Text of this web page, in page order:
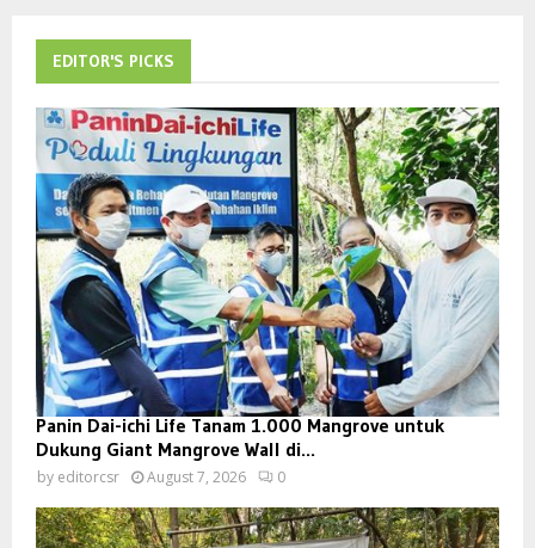
EDITOR'S PICKS
Panin Dai-ichi Life Tanam 1.000 Mangrove untuk
Dukung Giant Mangrove Wall di...
by editorcsr August 7, 2026 0